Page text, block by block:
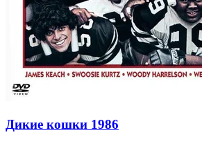
Дикие кошки 1986